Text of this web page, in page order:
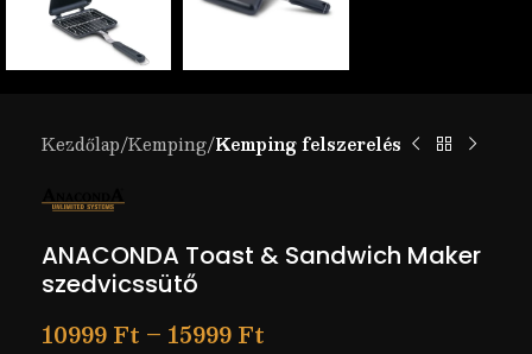
Kezdőlap Kemping Kemping felszerelés
ANACONDA Toast & Sandwich Maker
szedvicssütő
10999Ft – 15999Ft